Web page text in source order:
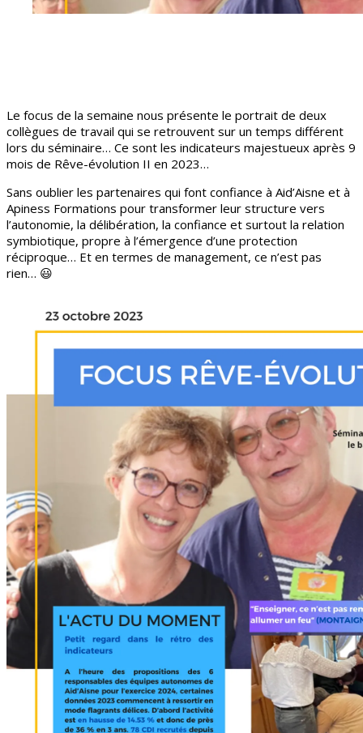
Le focus de la semaine nous présente le portrait de deux
collègues de travail qui se retrouvent sur un temps différent
lors du séminaire… Ce sont les indicateurs majestueux après 9
mois de Rêve-évolution II en 2023…
Sans oublier les partenaires qui font confiance à Aid’Aisne et à
Apiness Formations pour transformer leur structure vers
l’autonomie, la délibération, la confiance et surtout la relation
symbiotique, propre à l’émergence d’une protection
réciproque… Et en termes de management, ce n’est pas
rien… 😃